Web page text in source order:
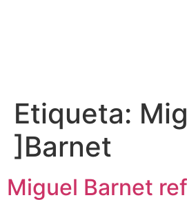
Etiqueta:
]Barnet
Miguel Barnet